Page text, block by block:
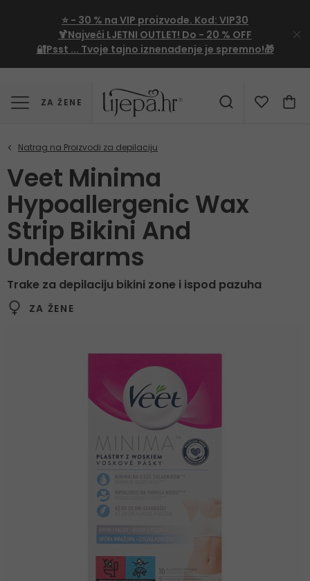
⭐ - 30 % na VIP proizvode. Kod: VIP30
🍹Najveći LJETNI OUTLET! Do - 20 % OFF
🔐Psst ... Tvoje tajno iznenađenje je spremno!🎁
ZA ŽENE
Veet Minima
Hypoallergenic Wax
Strip Bikini And
Underarms
Trake za depilaciju bikini zone i ispod pazuha
ZA ŽENE